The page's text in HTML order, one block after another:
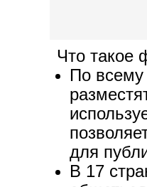
Что такое
По
для
В 17